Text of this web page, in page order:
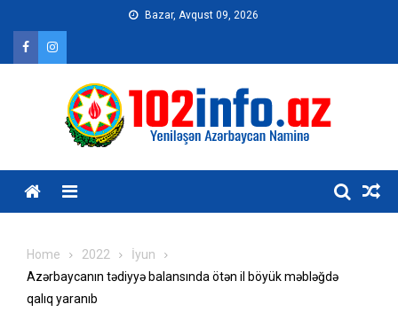
content
Bazar, Avqust 09, 2026
Home 2022
İyun
Azərbaycanın tədiyyə balansında ötən il böyük məbləğdə
qalıq yaranıb